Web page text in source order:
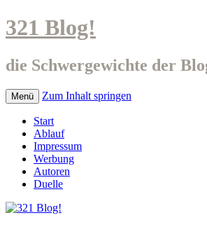
321 Blog!
die Schwergewichte der
Menü Zum Inhalt springen
Start
Ablauf
Impressum
Werbung
Autoren
Duelle